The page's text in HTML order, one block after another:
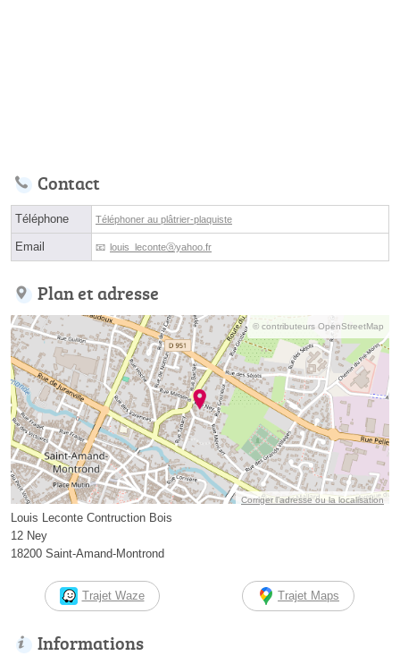
Contact
Téléphone Téléphoner au plâtrier-plaquiste
Email louis_leconteⓐyahoo.fr
Plan et adresse
© contributeurs OpenStreetMap
Corriger l’adresse ou la localisation
Louis Leconte Contruction Bois
12 Ney
18200 Saint-Amand-Montrond
Trajet Waze Trajet Maps
Informations